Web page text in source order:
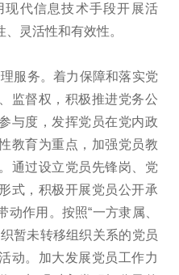
代信息技术手段开展活
灵活性和有效性。
服务。着力保障和落实党
监督权，积极推进党务公
与度，发挥党员在党内政
教育为重点，加强党员教
通过设立党员先锋岗、党
式，积极开展党员公开承
作用。按照“一方隶属、
暂未转移组织关系的党员
动。加大发展党员工作力